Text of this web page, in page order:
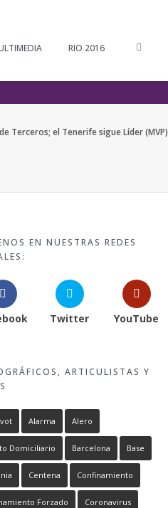
RIO 2016
Terceros; el Tenerife sigue Líder (MVP)
EN NUESTRAS REDES
Twitter YouTube
ARTICULISTAS Y
Alarma Alero
Domiciliario Barcelona Base
Centena Confinamiento
Forzado Coronavirus